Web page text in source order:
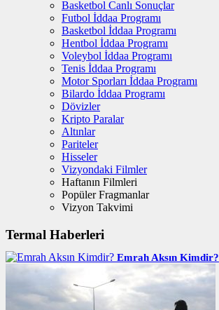
Basketbol Canlı Sonuçlar
Futbol İddaa Programı
Basketbol İddaa Programı
Hentbol İddaa Programı
Voleybol İddaa Programı
Tenis İddaa Programı
Motor Sporları İddaa Programı
Bilardo İddaa Programı
Dövizler
Kripto Paralar
Altınlar
Pariteler
Hisseler
Vizyondaki Filmler
Haftanın Filmleri
Popüler Fragmanlar
Vizyon Takvimi
Termal Haberleri
Emrah Aksın Kimdir?